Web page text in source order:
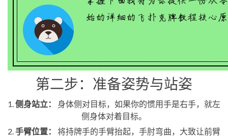
第二步：准备姿势与站姿
1.侧身站立：
身体侧对目标，如果你的惯用手是右手，就左
侧身体对着目标。
2.手臂位置：
将持牌手的手臂抬起，手肘弯曲，大致让前臂